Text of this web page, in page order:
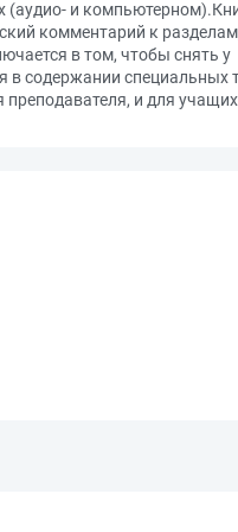
(аудио- и
комментарий к
в том, чтобы снять у
в содержании специальных
и для